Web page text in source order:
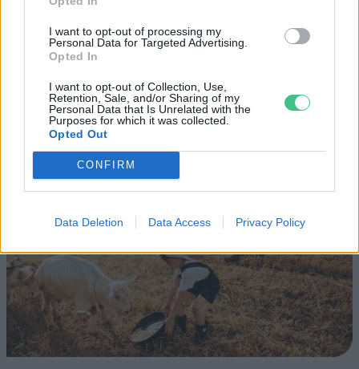
I want to opt-out of processing my
Personal Data for Targeted Advertising.
Opted In
I want to opt-out of Collection, Use,
Retention, Sale, and/or Sharing of my
Personal Data that Is Unrelated with the
Purposes for which it was collected.
Opted Out
CONFIRM
Data Deletion Data Access Privacy Policy
vírusokat is előállít
Kerti sütögetés biztonságosan